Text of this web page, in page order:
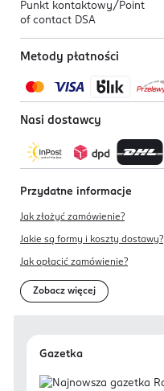
Punkt kontaktowy/ Point
of contact DSA
Metody płatności
Nasi dostawcy
Przydatne informacje
Jak złożyć zamówienie?
Jakie są formy i koszty dostawy?
Jak opłacić zamówienie?
Zobacz więcej
Gazetka